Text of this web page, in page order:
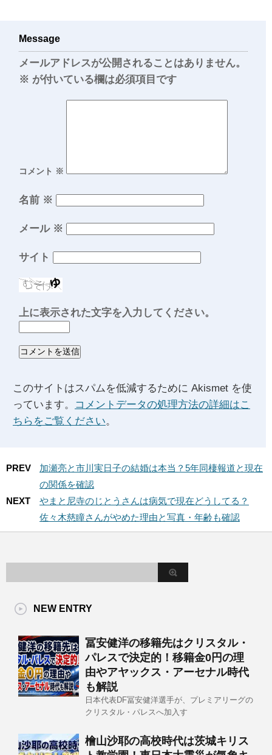
Message
メールアドレスが公開されることはありません。
※ が付いている欄は必須項目です
コメント ※
名前 ※
メール ※
サイト
上に表示された文字を入力してください。
このサイトはスパムを低減するために Akismet を使
っています。
コメントデータの処理方法の詳細はこ
ちらをご覧ください。
PREV
加瀬亮と市川実日子の結婚は本当？5年同棲報道と現在
の関係を確認
NEXT
やまと尼寺のじとうさんは病気で現在どうしてる？
佐々木慈瞳さんがやめた理由と写真・年齢も確認
NEW ENTRY
冨安健洋の移籍先はクリスタル・
パレスで決定的！移籍金0円の理
由やアヤックス・アーセナル時代
も解説
日本代表DF冨安健洋選手が、プレミアリーグの
クリスタル・パレスへ加入す
檜山沙耶の高校時代は茨城キリス